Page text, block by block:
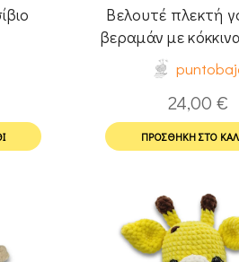
Βελουτέ πλεκτή
βεραμάν με
24,00€
ΠΡΟΣΘΉΚΗ ΣΤΟ